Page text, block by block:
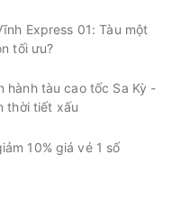
Express 01: Tàu một
tối ưu?
hành tàu cao tốc Sa Kỳ -
thời tiết xấu
10% giá vé 1 số